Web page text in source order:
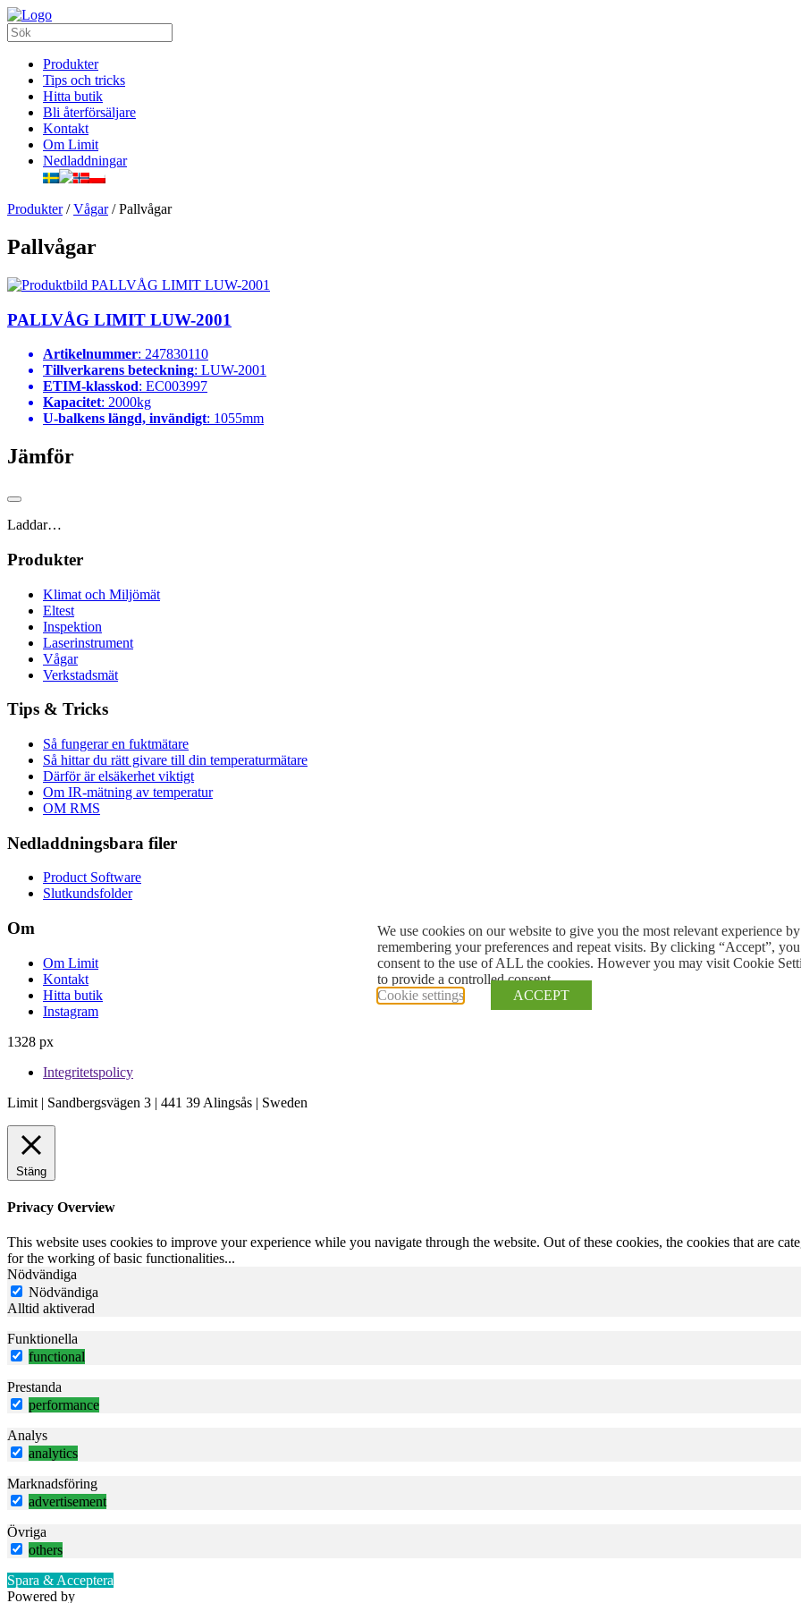
Produkter
Tips och tricks
Hitta butik
Bli återförsäljare
Kontakt
Om Limit
Nedladdningar
Produkter/Vågar/Pallvågar
Pallvågar
PALLVÅG LIMIT LUW-2001
Artikelnummer: 247830110
Tillverkarens beteckning: LUW-2001
ETIM-klasskod: EC003997
Kapacitet: 2000kg
U-balkens längd, invändigt: 1055mm
Jämför
Laddar…
Produkter
Klimat och Miljömät
Eltest
Inspektion
Laserinstrument
Vågar
Verkstadsmät
Tips & Tricks
Så fungerar en fuktmätare
Så hittar du rätt givare till din temperaturmätare
Därför är elsäkerhet viktigt
Om IR-mätning av temperatur
OM RMS
Nedladdningsbara filer
Product Software
Slutkundsfolder
Om
Om Limit
Kontakt
Hitta butik
Instagram
1328 px
Integritetspolicy
Limit | Sandbergsvägen 3 | 441 39 Alingsås | Sweden
We use cookies on our website to give you the most relevant experience by
remembering your preferences and repeat visits. By clicking “Accept”, you
consent to the use of ALL the cookies. However you may visit Cookie
to provide a controlled consent.
Cookie settings
ACCEPT
Stäng
Privacy Overview
This website uses cookies to improve your experience while you navigate through the website. Out of these cookies, the cookies that are
for the working of basic functionalities...
Nödvändiga
Nödvändiga
Alltid aktiverad
Funktionella
functional
Prestanda
performance
Analys
analytics
Marknadsföring
advertisement
Övriga
others
Spara & Acceptera
Powered by